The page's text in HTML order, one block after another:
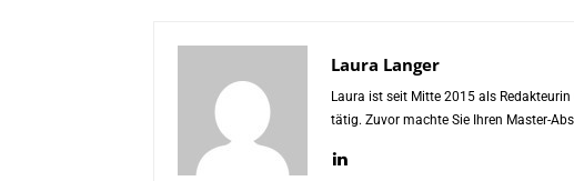
Laura Langer
Laura ist seit Mitte 2015 als
tätig. Zuvor machte Sie Ihren Master-